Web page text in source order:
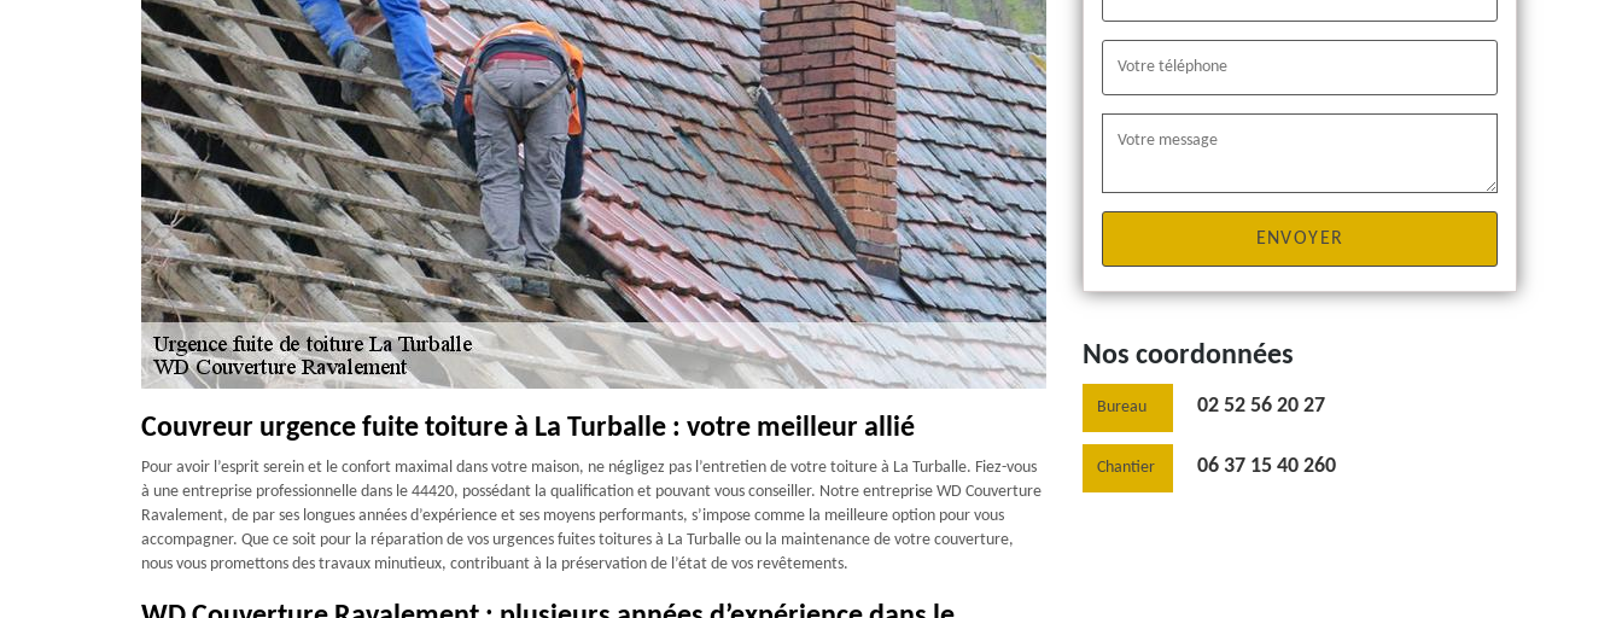
Couvreur urgence fuite toiture à La Turballe : votre meilleur allié
Pour avoir l’esprit serein et le confort maximal dans votre maison, ne négligez pas l’entretien de votre toiture à La Turballe. Fiez-vous
à une entreprise professionnelle dans le 44420, possédant la qualification et pouvant vous conseiller. Notre entreprise WD Couverture
Ravalement, de par ses longues années d’expérience et ses moyens performants, s’impose comme la meilleure option pour vous
accompagner. Que ce soit pour la réparation de vos urgences fuites toitures à La Turballe ou la maintenance de votre couverture,
nous vous promettons des travaux minutieux, contribuant à la préservation de l’état de vos revêtements.
Nos coordonnées
Bureau 02 52 56 20 27
Chantier 06 37 15 40 260